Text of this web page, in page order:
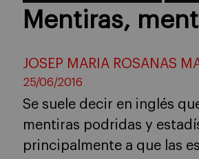
Mentiras,
JOSEP MARIA ROSANAS
25/06/2016
Se suele decir en inglés
mentiras podridas y
principalmente a que las